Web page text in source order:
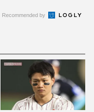
Recommended by